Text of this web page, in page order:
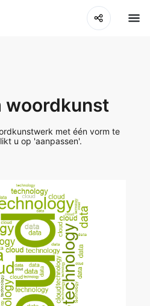
woordkunst
met één vorm te
u op 'aanpassen'.